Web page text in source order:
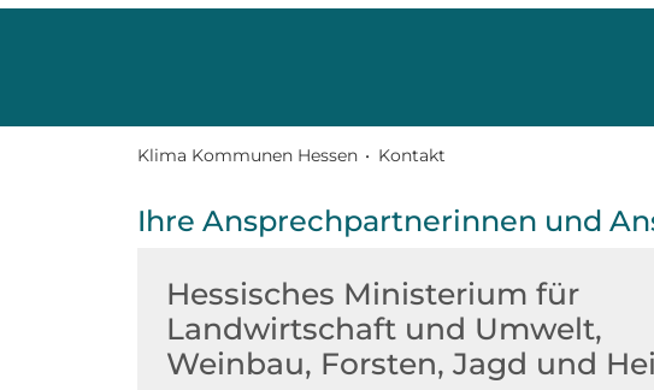
Klima Kommunen Hessen • Kontakt
Ihre Ansprechpartnerinnen und
Hessisches Ministerium für
Landwirtschaft und Umwelt,
Weinbau, Forsten, Jagd und